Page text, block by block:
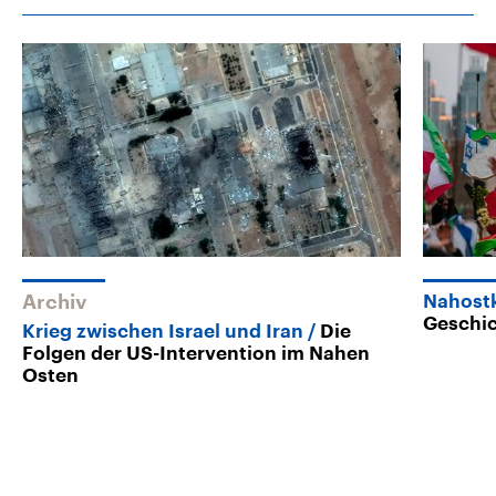
Archiv
Krieg zwischen Israel und Iran
Die
Folgen der US-Intervention im Nahen
Osten